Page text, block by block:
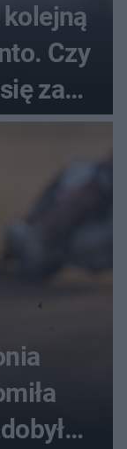
kolejną
Czy
za